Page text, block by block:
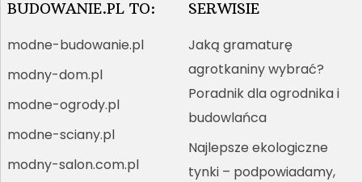
BUDOWANIE.PL TO:
modne-budowanie.pl
modny-dom.pl
modne-ogrody.pl
modne-sciany.pl
modny-salon.com.pl
SERWISIE
Jaką gramaturę
agrotkaniny wybrać?
Poradnik dla ogrodnika i
budowlańca
Najlepsze ekologiczne
tynki – podpowiadamy,